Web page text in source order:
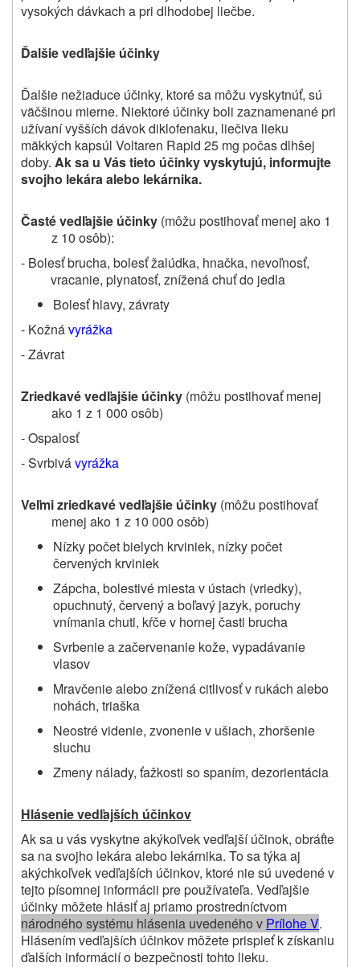
vysokých dávkach a pri dlhodobej liečbe.
Ďalšie vedľajšie účinky
Ďalšie nežiaduce účinky, ktoré sa môžu vyskytnúť, sú
väčšinou mierne. Niektoré účinky boli zaznamenané pri
užívaní vyšších dávok diklofenaku, liečiva lieku
mäkkých kapsúl Voltaren Rapid 25 mg počas dlhšej
doby. Ak sa u Vás tieto účinky vyskytujú, informujte
svojho lekára alebo lekárnika.
Časté vedľajšie účinky (môžu postihovať menej ako 1
z 10 osôb):
- Bolesť brucha, bolesť žalúdka, hnačka, nevoľnosť,
vracanie, plynatosť, znížená chuť do jedla
Bolesť hlavy, závraty
- Kožnávyrážka
- Závrat
Zriedkavé vedľajšie účinky (môžu postihovať menej
ako 1 z 1 000 osôb)
- Ospalosť
- Svrbivávyrážka
Veľmi zriedkavé vedľajšie účinky (môžu postihovať
menej ako 1 z 10 000 osôb)
Nízky počet bielych krviniek, nízky počet
červených krviniek
Zápcha, bolestivé miesta v ústach (vriedky),
opuchnutý, červený a boľavý jazyk, poruchy
vnímania chuti, kŕče v hornej časti brucha
Svrbenie a začervenanie kože, vypadávanie
vlasov
Mravčenie alebo znížená citlivosť v rukách alebo
nohách, triaška
Neostré videnie, zvonenie v ušiach, zhoršenie
sluchu
Zmeny nálady, ťažkosti so spaním, dezorientácia
Hlásenie vedľajších účinkov
Ak sa u vás vyskytne akýkoľvek vedľajší účinok, obráťte
sa na svojho lekára alebo lekárnika. To sa týka aj
akýchkoľvek vedľajších účinkov, ktoré nie sú uvedené v
tejto písomnej informácii pre používateľa. Vedľajšie
účinky môžete hlásiť aj priamo prostredníctvom
národného systému hlásenia uvedeného v Prílohe V.
Hlásením vedľajších účinkov môžete prispieť k získaniu
ďalších informácií o bezpečnosti tohto lieku.